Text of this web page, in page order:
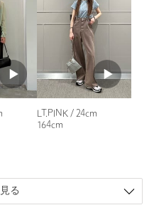
LT.PINK / 24cm
164cm
る